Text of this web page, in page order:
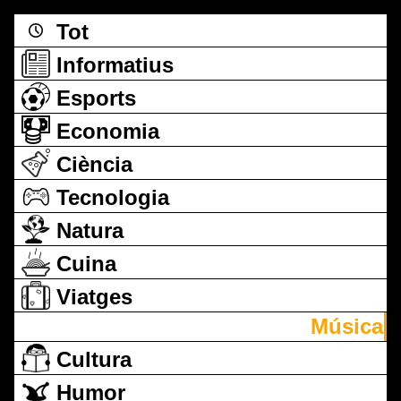
Tot
Informatius
Esports
Economia
Ciència
Tecnologia
Natura
Cuina
Viatges
Música
Cultura
Humor